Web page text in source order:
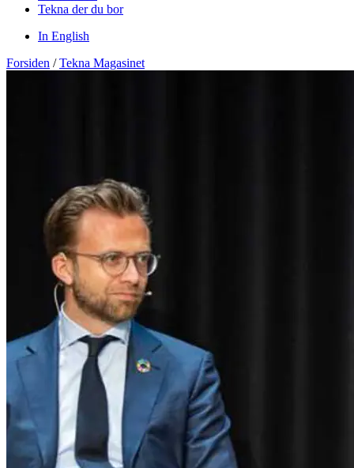
Tekna der du bor
In English
Forsiden / Tekna Magasinet